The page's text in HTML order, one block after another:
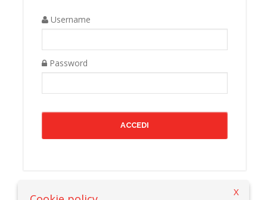
Username
Password
X